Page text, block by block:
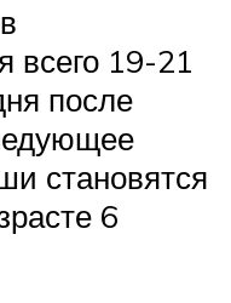
всего 19-21
после
становятся
6